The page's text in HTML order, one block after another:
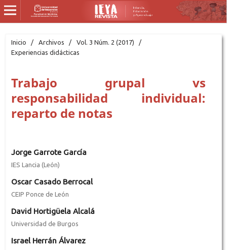
Inicio / Archivos / Vol. 3 Núm. 2 (2017)
/
Experiencias didácticas
Trabajo grupal vs
responsabilidad individual:
reparto de notas
Jorge Garrote García
IES Lancia (León)
Oscar Casado Berrocal
CEIP Ponce de León
David Hortigüela Alcalá
Universidad de Burgos
Israel Herrán Álvarez